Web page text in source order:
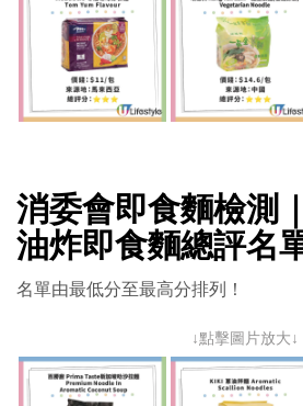
消委會即食麵檢測
油炸即食麵總評名
名單由最低分至最高分排列！
↓點擊圖片放大↓